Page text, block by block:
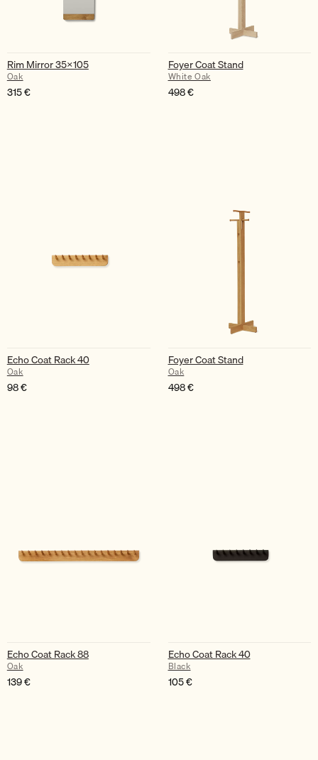
Rim Mirror 35×105
Oak
315€
Foyer Coat Stand
White Oak
498€
Echo Coat Rack 40
Oak
98€
Foyer Coat Stand
Oak
498€
Echo Coat Rack 88
Oak
139€
Echo Coat Rack 40
Black
105€